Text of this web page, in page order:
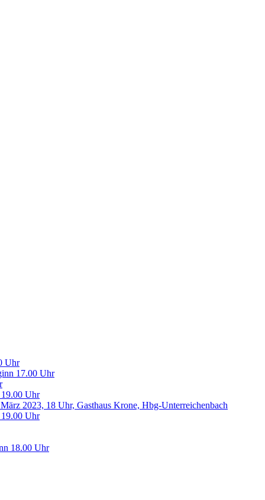
Uhr
17.00 Uhr
19.00 Uhr
2023, 18 Uhr, Gasthaus Krone, Hbg-Unterreichenbach
19.00 Uhr
18.00 Uhr